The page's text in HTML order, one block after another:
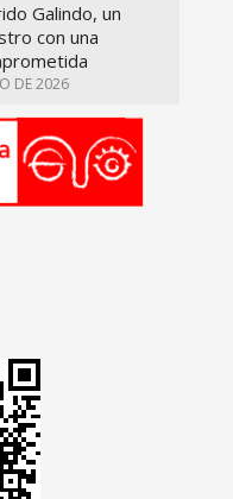
Galindo, un
con una
DE 2026